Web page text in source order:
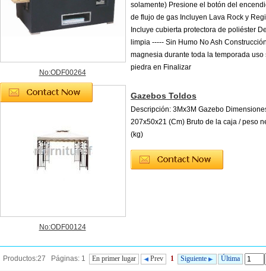
No:ODF00264
solamente) Presione el botón del
de flujo de gas Incluyen Lava Rock y
Incluye cubierta protectora de poliéster
limpia ----- Sin Humo No Ash
magnesia durante toda la temporada uso
piedra en Finalizar
No:ODF00124
Gazebos Toldos
Descripción: 3Mx3M Gazebo
207x50x21 (Cm) Bruto de la caja / peso
(kg)
Productos:27 Páginas: 1 En primer lugar Prev 1 Siguiente Última